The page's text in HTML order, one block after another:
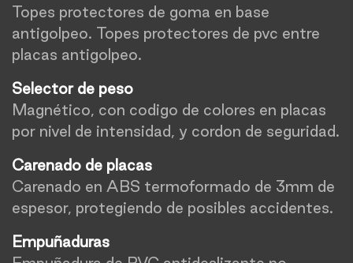
Topes protectores de goma en base
antigolpeo. Topes protectores de pvc entre
placas antigolpeo.
Selector de peso
Magnético, con codigo de colores en placas
por nivel de intensidad, y cordon de seguridad.
Carenado de placas
Carenado en ABS termoformado de 3mm de
espesor, protegiendo de posibles accidentes.
Empuñaduras